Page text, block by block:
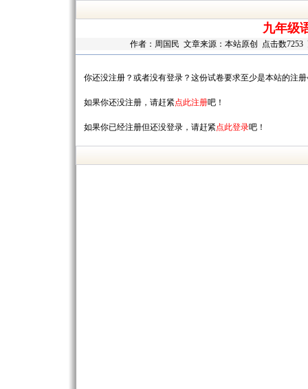
九年级
作者： 周国民 文章来源：本站原创 点击数7253
你还没注册？或者没有登录？这份试卷要求至少是本站的注
如果你还没注册，请赶紧点此注册吧！
如果你已经注册但还没登录，请赶紧点此登录吧！